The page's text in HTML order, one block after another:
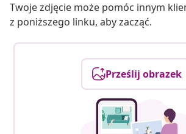
Twoje zdjęcie może pomóc innym
z poniższego linku, aby zacząć.
Prześlij obrazek